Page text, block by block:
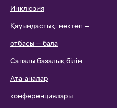
Инклюзия
Қауымдастық: мектеп —
отбасы — бала
Сапалы базалық білім
Ата-аналар
конференциялары